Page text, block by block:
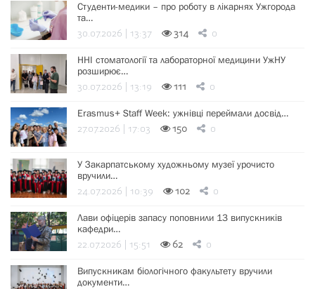
Студенти-медики – про роботу в лікарнях Ужгорода
та…
30.07.2026 | 13:37 314 0
ННІ стоматології та лабораторної медицини УжНУ
розширює…
30.07.2026 | 13:19 111 0
Erasmus+ Staff Week: ужнівці переймали досвід…
27.07.2026 | 17:03 150 0
У Закарпатському художньому музеї урочисто
вручили…
24.07.2026 | 10:39 102 0
Лави офіцерів запасу поповнили 13 випускників
кафедри…
22.07.2026 | 15:51 62 0
Випускникам біологічного факультету вручили
документи…